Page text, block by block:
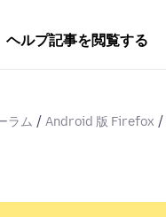
ヘルプ記事を閲覧する
ラム Android 版 Firefox